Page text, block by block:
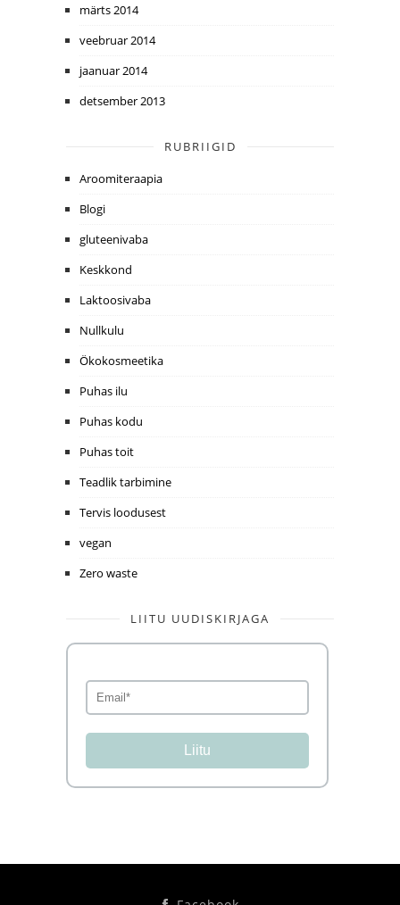
märts 2014
veebruar 2014
jaanuar 2014
detsember 2013
RUBRIIGID
Aroomiteraapia
Blogi
gluteenivaba
Keskkond
Laktoosivaba
Nullkulu
Ökokosmeetika
Puhas ilu
Puhas kodu
Puhas toit
Teadlik tarbimine
Tervis loodusest
vegan
Zero waste
LIITU UUDISKIRJAGA
Liitu